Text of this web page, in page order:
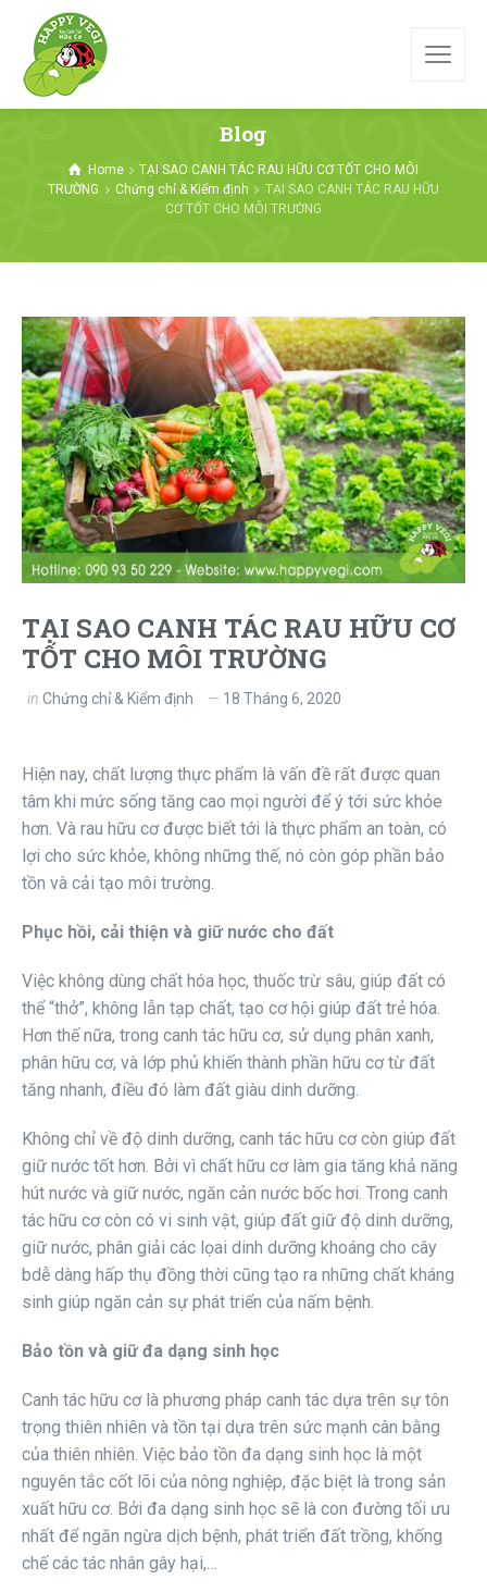
Blog
Home
TẠI SAO CANH TÁC RAU HỮU CƠ TỐT CHO MÔI
TRƯỜNG
Chứng chỉ & Kiểm định
TẠI SAO CANH TÁC RAU HỮU
CƠ TỐT CHO MÔI TRƯỜNG
TẠI SAO CANH TÁC RAU HỮU CƠ
TỐT CHO MÔI TRƯỜNG
in Chứng chỉ & Kiểm định 18 Tháng 6, 2020
Hiện nay, chất lượng thực phẩm là vấn đề rất được quan
tâm khi mức sống tăng cao mọi người để ý tới sức khỏe
hơn. Và rau hữu cơ được biết tới là thực phẩm an toàn, có
lợi cho sức khỏe, không những thế, nó còn góp phần bảo
tồn và cải tạo môi trường.
Phục hồi, cải thiện và giữ nước cho đất
Việc không dùng chất hóa học, thuốc trừ sâu, giúp đất có
thể “thở”, không lẫn tạp chất, tạo cơ hội giúp đất trẻ hóa.
Hơn thế nữa, trong canh tác hữu cơ, sử dụng phân xanh,
phân hữu cơ, và lớp phủ khiến thành phần hữu cơ từ đất
tăng nhanh, điều đó làm đất giàu dinh dưỡng.
Không chỉ về độ dinh dưỡng, canh tác hữu cơ còn giúp đất
giữ nước tốt hơn. Bởi vì chất hữu cơ làm gia tăng khả năng
hút nước và giữ nước, ngăn cản nước bốc hơi. Trong canh
tác hữu cơ còn có vi sinh vật, giúp đất giữ độ dinh dưỡng,
giữ nước, phân giải các lọai dinh dưỡng khoáng cho cây
bdễ dàng hấp thụ đồng thời cũng tạo ra những chất kháng
sinh giúp ngăn cản sự phát triển của nấm bệnh.
Bảo tồn và giữ đa dạng sinh học
Canh tác hữu cơ là phương pháp canh tác dựa trên sự tôn
trọng thiên nhiên và tồn tại dựa trên sức mạnh cân bằng
của thiên nhiên. Việc bảo tồn đa dạng sinh học là một
nguyên tắc cốt lõi của nông nghiệp, đặc biệt là trong sản
xuất hữu cơ. Bởi đa dạng sinh học sẽ là con đường tối ưu
nhất để ngăn ngừa dịch bệnh, phát triển đất trồng, khống
chế các tác nhân gây hại,…